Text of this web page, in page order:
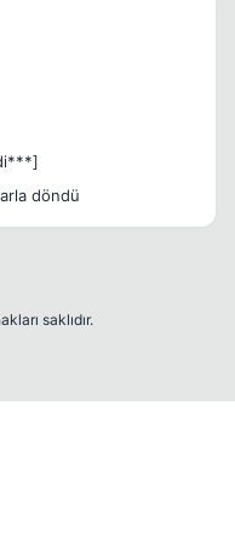
döndü
saklıdır.